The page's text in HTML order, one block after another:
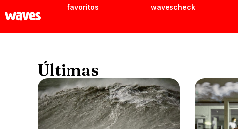
favoritos wavescheck
Últimas